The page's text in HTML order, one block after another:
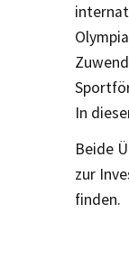
In
Beide
zur
finden.